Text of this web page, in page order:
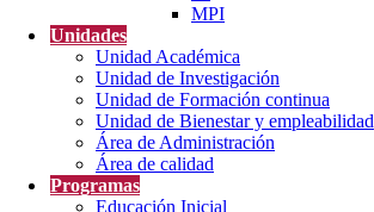
MPI
Unidades
Unidad Académica
Unidad de Investigación
Unidad de Formación continua
Unidad de Bienestar y empleabilidad
Área de Administración
Área de calidad
Programas
Educación Inicial